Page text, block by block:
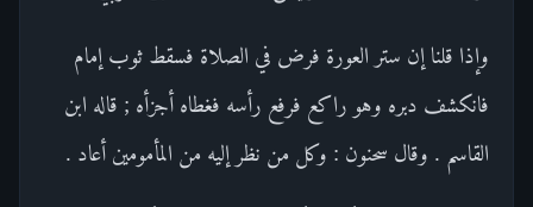
وإذا قلنا إن ستر العورة فرض في الصلاة فسقط ثوب إمام
فانكشف دبره وهو راكع فرفع رأسه فغطاه أجزأه ; قاله ابن
القاسم . وقال سحنون : وكل من نظر إليه من المأمومين أعاد .